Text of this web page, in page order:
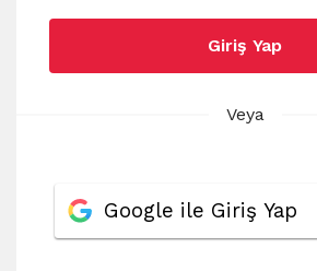
Giriş Yap
Veya
Google ile Giriş Yap